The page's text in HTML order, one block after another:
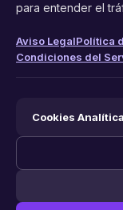
Funciones
© 2026 FacilCita —
para entender el
Aviso LegalPolítica
Condiciones del
Cookies